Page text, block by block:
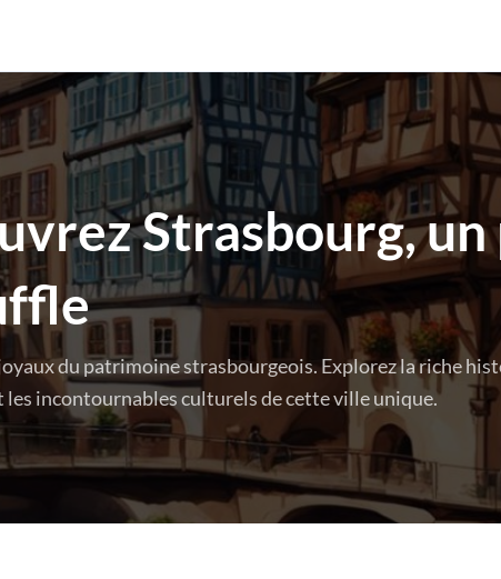
Strasbourg,
du patrimoine strasbourgeois. Explorez la riche
les incontournables culturels de cette ville unique.